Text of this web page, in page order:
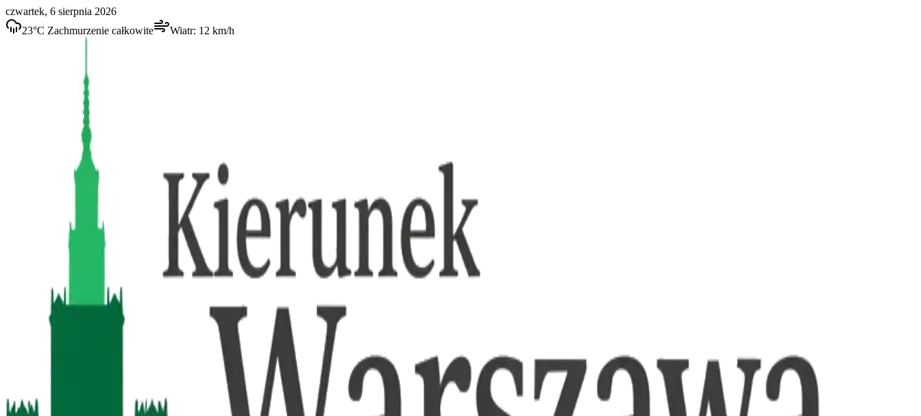
czwartek, 6 sierpnia 2026
23°C Zachmurzenie całkowite Wiatr: 12 km/h